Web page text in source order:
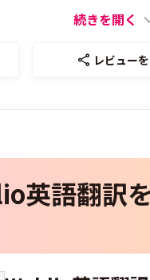
続きを開く
レビュー
英語翻訳